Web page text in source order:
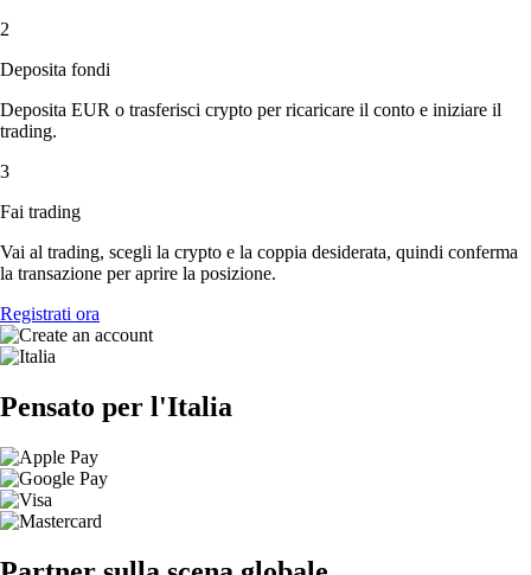
2
Deposita fondi
Deposita EUR o trasferisci crypto per ricaricare il conto e iniziare il
trading.
3
Fai trading
Vai al trading, scegli la crypto e la coppia desiderata, quindi conferma
la transazione per aprire la posizione.
Registrati ora
Pensato per l'Italia